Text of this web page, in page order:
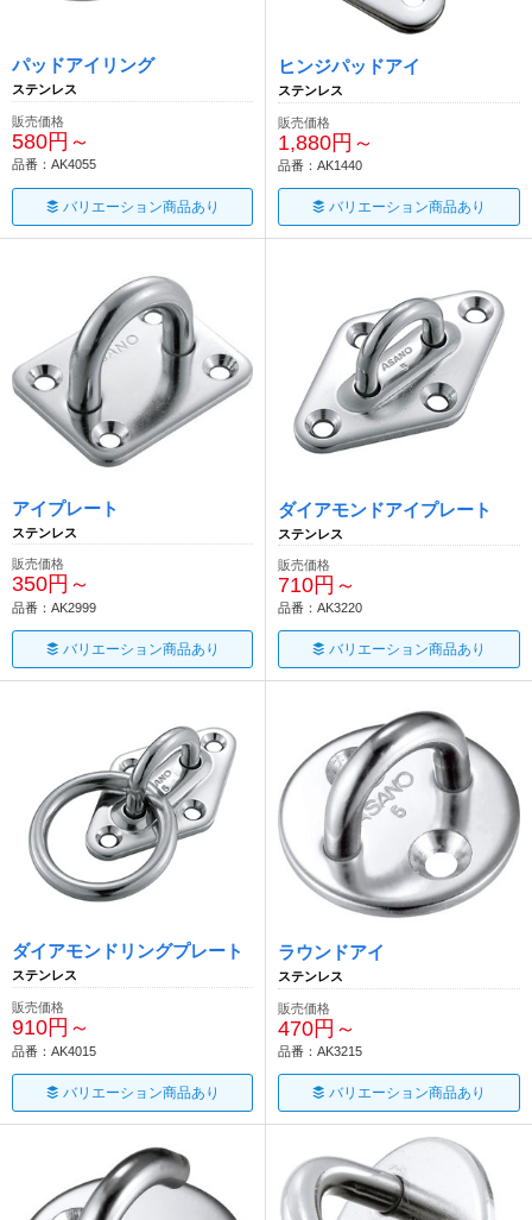
パッドアイリング
ステンレス
販売価格
580円～
品番：AK4055
バリエーション商品あり
ヒンジパッドアイ
ステンレス
販売価格
1,880円～
品番：AK1440
バリエーション商品あり
アイプレート
ステンレス
販売価格
350円～
品番：AK2999
バリエーション商品あり
ダイアモンドアイプレート
ステンレス
販売価格
710円～
品番：AK3220
バリエーション商品あり
ダイアモンドリングプレート
ステンレス
販売価格
910円～
品番：AK4015
バリエーション商品あり
ラウンドアイ
ステンレス
販売価格
470円～
品番：AK3215
バリエーション商品あり